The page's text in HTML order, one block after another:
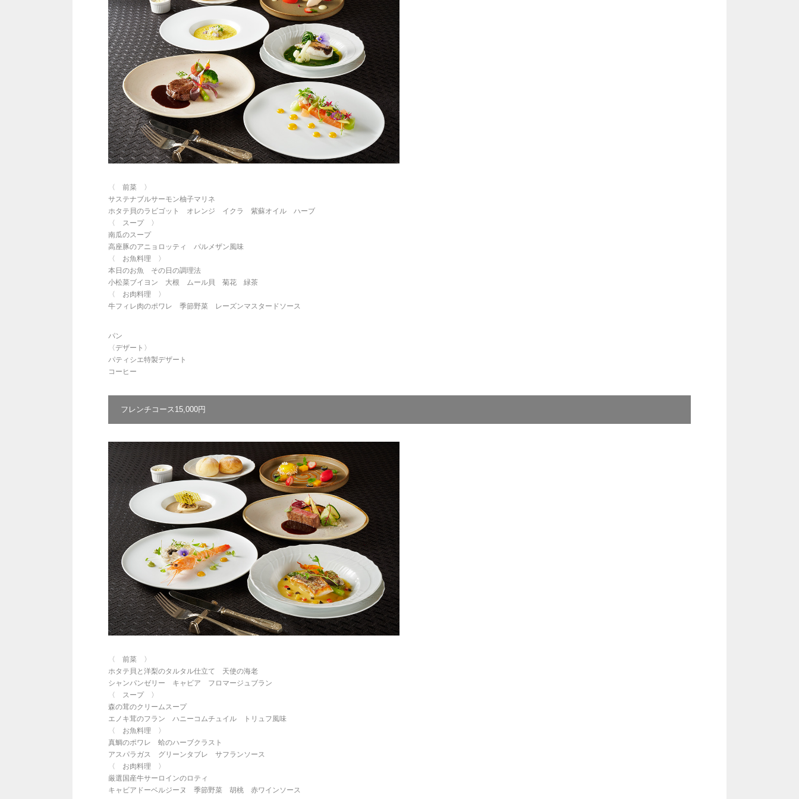
〈 前菜 〉
サステナブルサーモン柚子マリネ
ホタテ貝のラビゴット オレンジ イクラ 紫蘇オイル ハーブ
〈 スープ 〉
南瓜のスープ
高座豚のアニョロッティ パルメザン風味
〈 お魚料理 〉
本日のお魚 その日の調理法
小松菜ブイヨン 大根 ムール貝 菊花 緑茶
〈 お肉料理 〉
牛フィレ肉のポワレ 季節野菜 レーズンマスタードソース
パン
〈デザート〉
パティシエ特製デザート
コーヒー
フレンチコース15,000円
〈 前菜 〉
ホタテ貝と洋梨のタルタル仕立て 天使の海老
シャンパンゼリー キャビア フロマージュブラン
〈 スープ 〉
森の茸のクリームスープ
エノキ茸のフラン ハニーコムチュイル トリュフ風味
〈 お魚料理 〉
真鯛のポワレ 蛤のハーブクラスト
アスパラガス グリーンタブレ サフランソース
〈 お肉料理 〉
厳選国産牛サーロインのロティ
キャビアドーベルジーヌ 季節野菜 胡桃 赤ワインソース